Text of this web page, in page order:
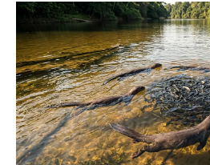
Serpente escavadora brasileira